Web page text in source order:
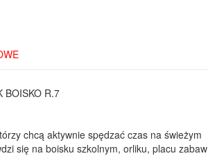
BOISKO R.7
chcą aktywnie spędzać czas na świeżym
się na boisku szkolnym, orliku, placu zabaw